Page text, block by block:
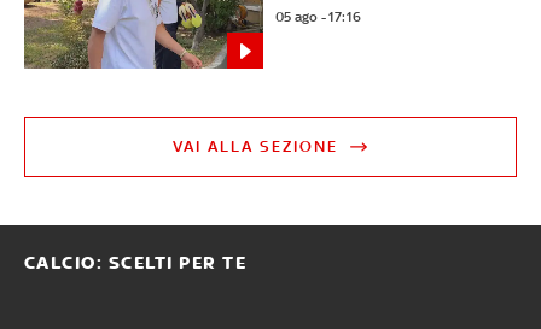
05 ago - 17:16
VAI ALLA SEZIONE
CALCIO: SCELTI PER TE